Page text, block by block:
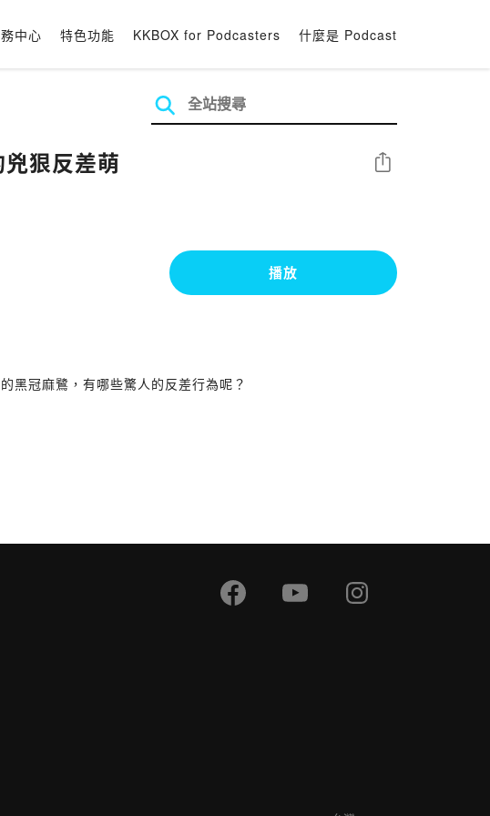
中心 特色功能 KKBOX for Podcasters 什麼是 Podcast
狠反差萌 分享
播放
黑冠麻鷺，有哪些驚人的反差行為呢？